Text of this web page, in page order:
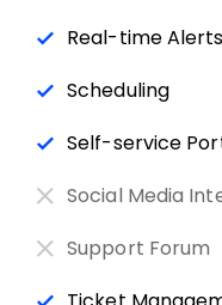
Real-time Alerts
Scheduling
Self-service
Social Media
Support Forum
Ticket